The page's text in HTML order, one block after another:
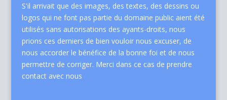
S'il arrivait que des images, des textes, des dessins ou
logos qui ne font pas partie du domaine public aient été
utilisés sans autorisations des ayants-droits, nous
prions ces derniers de bien vouloir nous excuser, de
nous accorder le bénéfice de la bonne foi et de nous
permettre de corriger. Merci dans ce cas de prendre
contact avec nous